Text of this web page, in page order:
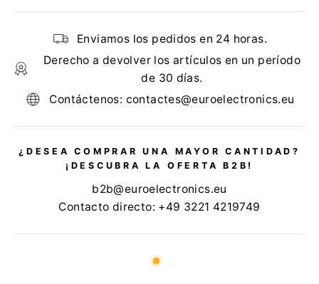
Enviamos los pedidos en 24 horas.
Derecho a devolver los artículos en un período
de 30 días.
Contáctenos: contactes@euroelectronics.eu
¿DESEA COMPRAR UNA MAYOR CANTIDAD?
¡DESCUBRA LA OFERTA B2B!
b2b@euroelectronics.eu
Contacto directo: +49 3221 4219749